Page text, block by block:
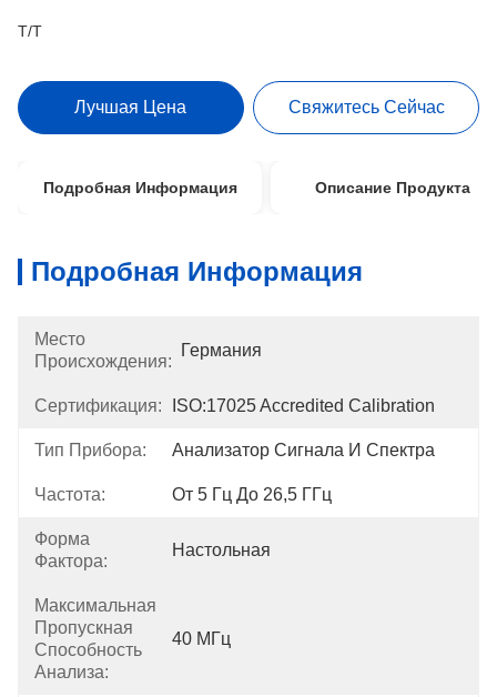
T/T
Лучшая Цена Свяжитесь Сейчас
Подробная Информация Описание Продукта
Подробная Информация
Место
Происхождения:
Германия
Сертификация: ISO:17025 Accredited Calibration
Тип Прибора: Анализатор Сигнала И Спектра
Частота: От 5 Гц До 26,5 ГГц
Форма
Фактора:
Настольная
Максимальная
Пропускная
Способность
Анализа:
40 МГц